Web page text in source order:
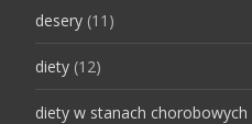
desery (11)
diety (12)
diety w stanach chorobowych